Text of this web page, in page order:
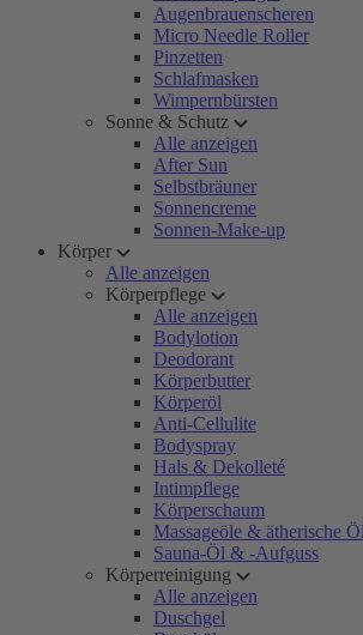
Augenbrauenscheren
Micro Needle Roller
Pinzetten
Schlafmasken
Wimpernbürsten
Sonne & Schutz
Alle anzeigen
After Sun
Selbstbräuner
Sonnencreme
Sonnen-Make-up
Körper
Alle anzeigen
Körperpflege
Alle anzeigen
Bodylotion
Deodorant
Körperbutter
Körperöl
Anti-Cellulite
Bodyspray
Hals & Dekolleté
Intimpflege
Körperschaum
Massageöle & ätherische
Sauna-Öl & -Aufguss
Körperreinigung
Alle anzeigen
Duschgel